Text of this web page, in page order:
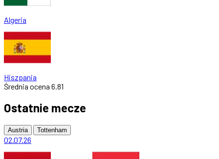
Algeria
Hiszpania
Średnia ocena 6.81
Ostatnie mecze
Austria Tottenham
02.07.26